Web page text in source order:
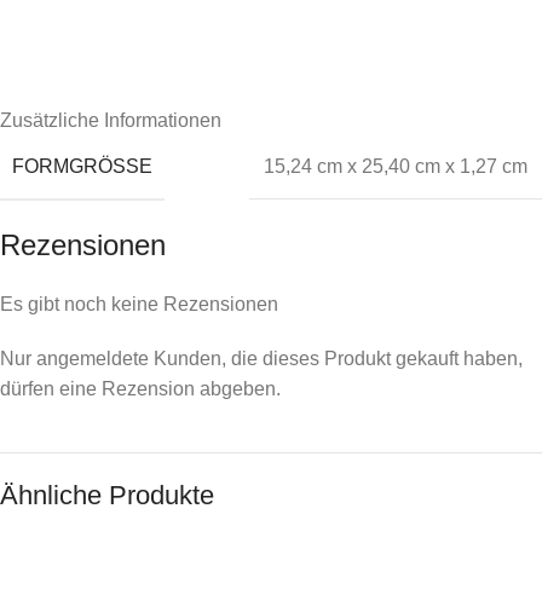
Zusätzliche Informationen
FORMGRÖSSE 15,24 cm x 25,40 cm x 1,27 cm
Rezensionen
Es gibt noch keine Rezensionen
Nur angemeldete Kunden, die dieses Produkt gekauft haben,
dürfen eine Rezension abgeben.
Ähnliche Produkte